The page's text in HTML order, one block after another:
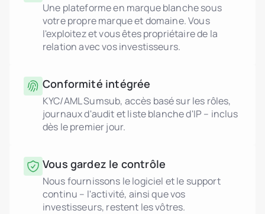
Une plateforme en marque blanche sous
votre propre marque et domaine. Vous
l'exploitez et vous êtes propriétaire de la
relation avec vos investisseurs.
Conformité intégrée
KYC/AML Sumsub, accès basé sur les rôles,
journaux d'audit et liste blanche d'IP – inclus
dès le premier jour.
Vous gardez le contrôle
Nous fournissons le logiciel et le support
continu – l'activité, ainsi que vos
investisseurs, restent les vôtres.